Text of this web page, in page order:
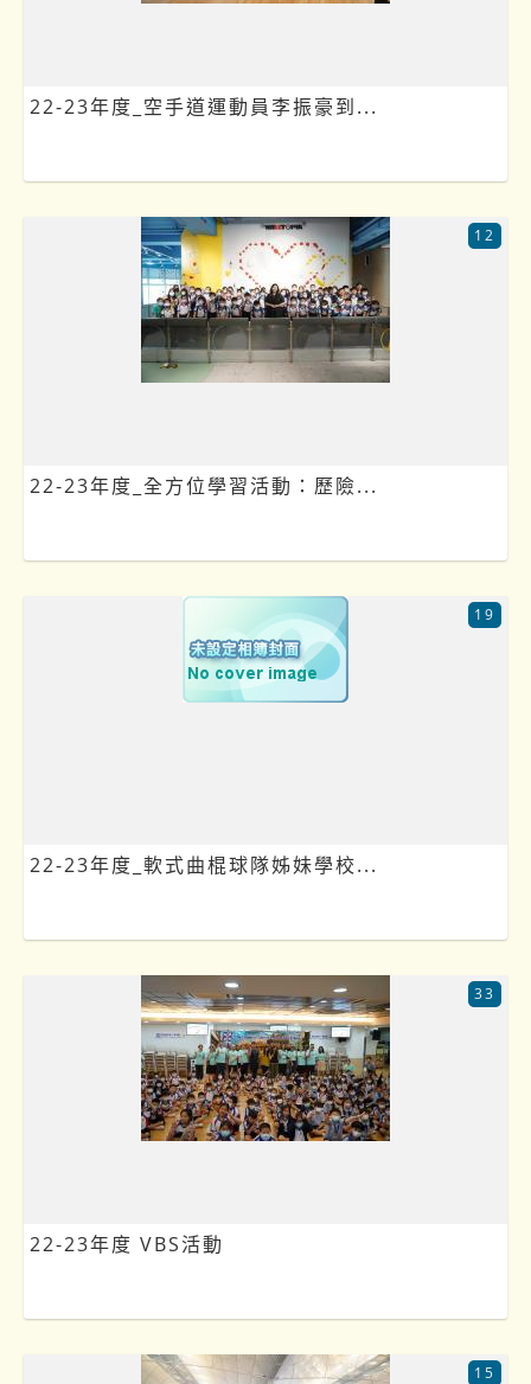
22-23年度_空手道運動員李振豪到...
22-23年度_全方位學習活動：歷險...
12
22-23年度_軟式曲棍球隊姊妹學校...
19
22-23年度 VBS活動
33
15